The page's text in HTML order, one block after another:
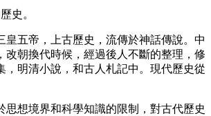
史。
皇五帝，上古歷史，流傳於神話傳說。中
改朝換代時候，經過後人不斷的整理，修
，明清小說，和古人札記中。現代歷史從
思想境界和科學知識的限制，對古代歷史